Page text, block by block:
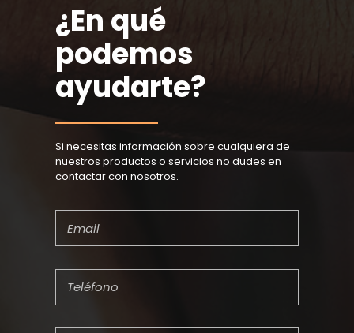
¿En qué
podemos
ayudarte?
Si necesitas información sobre cualquiera de
nuestros productos o servicios no dudes en
contactar con nosotros.